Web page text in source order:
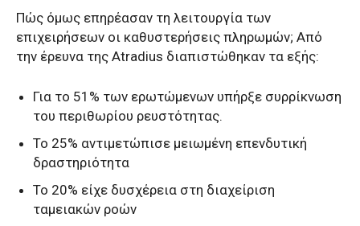
Πώς όμως επηρέασαν τη λειτουργία των
επιχειρήσεων οι καθυστερήσεις πληρωμών; Από
την έρευνα της Atradius διαπιστώθηκαν τα εξής:
Για το 51% των ερωτώμενων υπήρξε συρρίκνωση
του περιθωρίου ρευστότητας.
Το 25% αντιμετώπισε μειωμένη επενδυτική
δραστηριότητα
Το 20% είχε δυσχέρεια στη διαχείριση
ταμειακών ροών